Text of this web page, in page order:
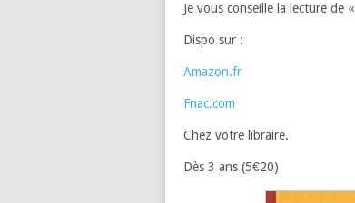
Je vous conseille la lecture de
Dispo sur :
Amazon.fr
Fnac.com
Chez votre libraire.
Dès 3 ans (5€20)